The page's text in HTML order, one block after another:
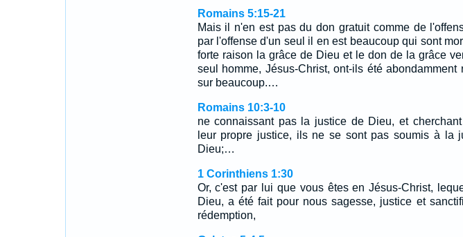
Romains 5:15-21
Mais il n'en est pas du don gratuit comme de
par l'offense d'un seul il en est beaucoup qui sont
forte raison la grâce de Dieu et le don de la grâce
seul homme, Jésus-Christ, ont-ils été abondamment
sur beaucoup.…
Romains 10:3-10
ne connaissant pas la justice de Dieu, et
leur propre justice, ils ne se sont pas soumis à la
Dieu;…
1 Corinthiens 1:30
Or, c'est par lui que vous êtes en Jésus-Christ,
Dieu, a été fait pour nous sagesse, justice et
rédemption,